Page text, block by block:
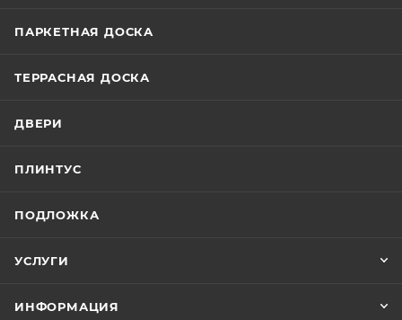
ПАРКЕТНАЯ ДОСКА
ТЕРРАСНАЯ ДОСКА
ДВЕРИ
ПЛИНТУС
ПОДЛОЖКА
УСЛУГИ
ИНФОРМАЦИЯ